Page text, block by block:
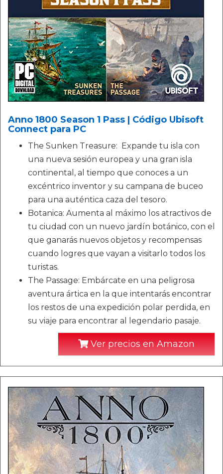
Anno 1800 Season 1 Pass | Código Ubisoft
Connect para PC
The Sunken Treasure: Expande tu isla con
una nueva sesión europea y una gran isla
continental, al tiempo que conoces a un
excéntrico inventor y su campana de buceo
para una auténtica caza del tesoro.
Botanica: Aumenta al máximo los atractivos de
tu ciudad con un nuevo jardín botánico, con el
que ganarás nuevos objetos y recompensas
cuando logres que vayan a visitarlo todos los
turistas.
The Passage: Embárcate en una peligrosa
aventura ártica en la que intentarás encontrar
los restos de una expedición polar perdida, en
su viaje para encontrar al legendario pasaje.
Ver precios en Amazon